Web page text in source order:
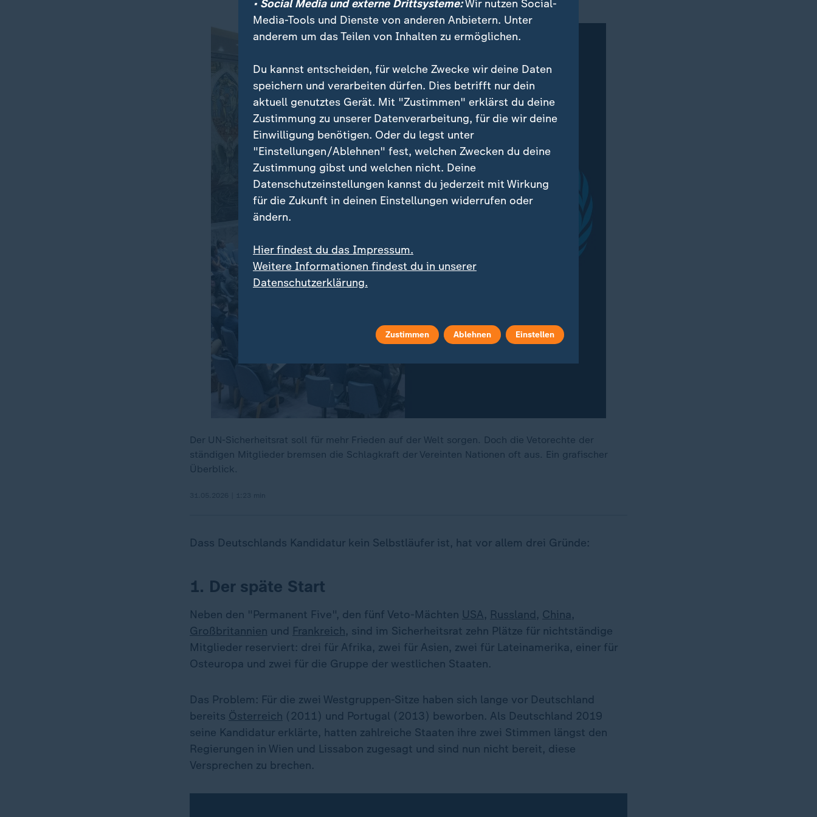
Der UN-Sicherheitsrat soll für mehr Frieden auf der Welt sorgen. Doch die Vetorechte der
ständigen Mitglieder bremsen die Schlagkraft der Vereinten Nationen oft aus. Ein grafischer
Überblick.
Dass Deutschlands Kandidatur kein Selbstläufer ist, hat vor allem drei Gründe:
1. Der späte Start
Neben den "Permanent Five", den fünf Veto-Mächten USA, Russland, China,
Großbritannien und Frankreich, sind im Sicherheitsrat zehn Plätze für nichtständige
Mitglieder reserviert: drei für Afrika, zwei für Asien, zwei für Lateinamerika, einer für
Osteuropa und zwei für die Gruppe der westlichen Staaten.
Das Problem: Für die zwei Westgruppen-Sitze haben sich lange vor Deutschland
bereits Österreich (2011) und Portugal (2013) beworben. Als Deutschland 2019
seine Kandidatur erklärte, hatten zahlreiche Staaten ihre zwei Stimmen längst den
Regierungen in Wien und Lissabon zugesagt und sind nun nicht bereit, diese
Versprechen zu brechen.
• Social Media und externe Drittsysteme:Wir nutzen Social-
Media-Tools und Dienste von anderen Anbietern. Unter
anderem um das Teilen von Inhalten zu ermöglichen.
Du kannst entscheiden, für welche Zwecke wir deine Daten
speichern und verarbeiten dürfen. Dies betrifft nur dein
aktuell genutztes Gerät. Mit "Zustimmen" erklärst du deine
Zustimmung zu unserer Datenverarbeitung, für die wir deine
Einwilligung benötigen. Oder du legst unter
"Einstellungen/Ablehnen" fest, welchen Zwecken du deine
Zustimmung gibst und welchen nicht. Deine
Datenschutzeinstellungen kannst du jederzeit mit Wirkung
für die Zukunft in deinen Einstellungen widerrufen oder
ändern.
Hier findest du das Impressum.
Weitere Informationen findest du in unserer
Datenschutzerklärung.
Zustimmen Ablehnen Einstellen